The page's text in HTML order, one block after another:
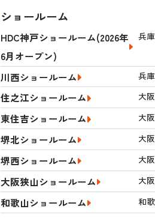
ショールーム
HDC神戸ショールーム(2026年
6月オープン)
兵
川西ショールーム 兵
住之江ショールーム 大
東住吉ショールーム 大
堺北ショールーム 大
堺西ショールーム 大
大阪狭山ショールーム 大
和歌山ショールーム 和